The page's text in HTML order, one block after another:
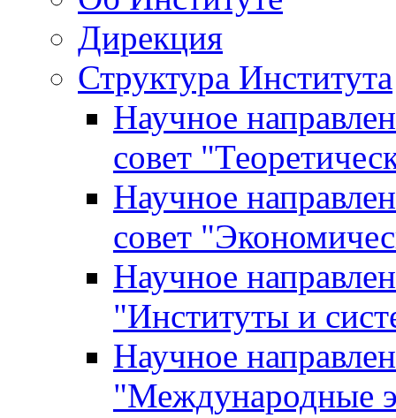
Дирекция
Структура Института
Научное
совет
Научное
совет
Научное
"Институты и
Научное
"Международные